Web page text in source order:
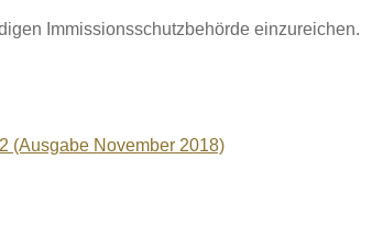
Immissionsschutzbehörde einzureichen.
(Ausgabe November 2018)